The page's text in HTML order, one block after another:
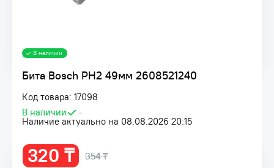
Бита Bosch РН2 49мм 2608521240
Код товара: 17098
В наличии
•
Наличие актуально на 08.08.2026 20:15
В наличии
320 ₸ 354 ₸